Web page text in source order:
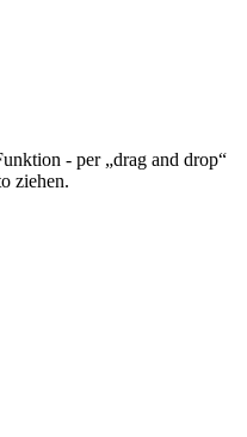
- per „drag and drop“
ziehen.